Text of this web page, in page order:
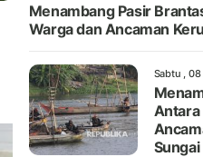
Menambang Pasir
Warga dan Ancaman
Sabtu ,
Antara
Sungai